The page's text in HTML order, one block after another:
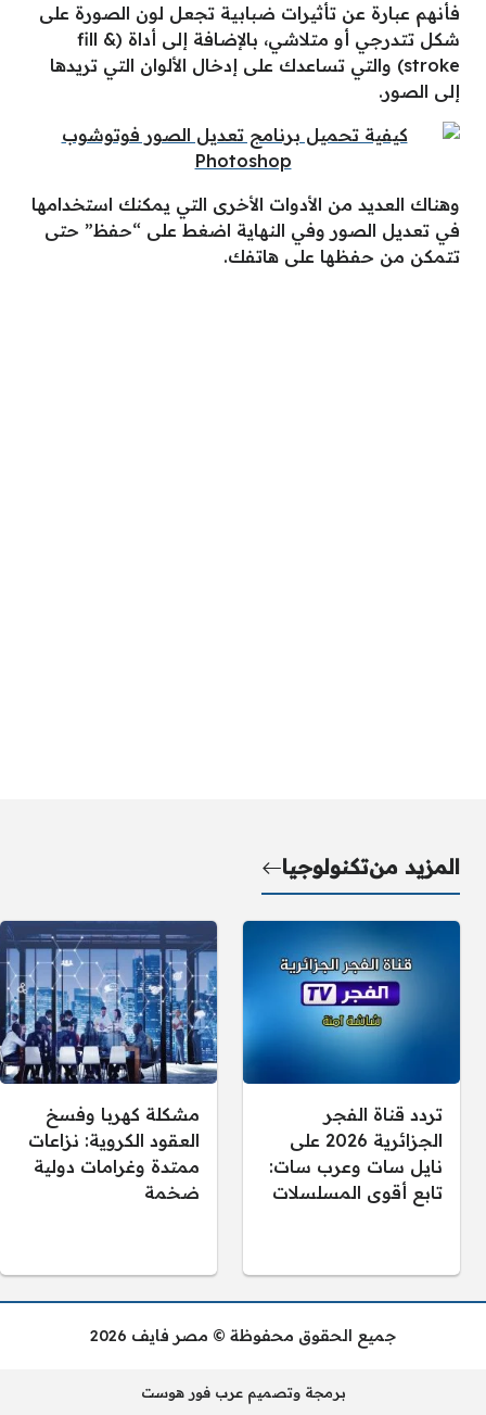
فأنهم عبارة عن تأثيرات ضبابية تجعل لون الصورة على
شكل تتدرجي أو متلاشي، بالإضافة إلى أداة (fill &
stroke) والتي تساعدك على إدخال الألوان التي تريدها
إلى الصور.
وهناك العديد من الأدوات الأخرى التي يمكنك استخدامها
في تعديل الصور وفي النهاية اضغط على “حفظ” حتى
تتمكن من حفظها على هاتفك.
المزيد منتكنولوجيا
تردد قناة الفجر
الجزائرية 2026 على
نايل سات وعرب سات:
تابع أقوى المسلسلات
مشكلة كهربا وفسخ
العقود الكروية: نزاعات
ممتدة وغرامات دولية
ضخمة
جميع الحقوق محفوظة © مصر فايف 2026
برمجة وتصميم عرب فور هوست